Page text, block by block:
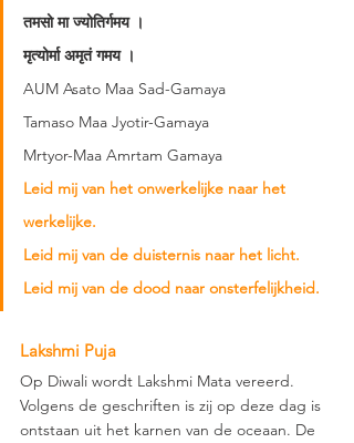
तमसो मा ज्योतिर्गमय ।
मृत्योर्मा अमृतं गमय ।
AUM Asato Maa Sad-Gamaya
Tamaso Maa Jyotir-Gamaya
Mrtyor-Maa Amrtam Gamaya
Leid mij van het onwerkelijke naar het
werkelijke.
Leid mij van de duisternis naar het licht.
Leid mij van de dood naar onsterfelijkheid.
Lakshmi Puja
Op Diwali wordt Lakshmi Mata vereerd.
Volgens de geschriften is zij op deze dag is
ontstaan uit het karnen van de oceaan. De